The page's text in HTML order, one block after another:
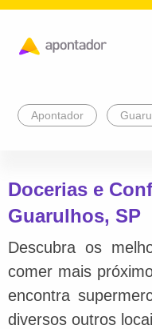
Apontador
Docerias e
Guarulhos, SP
Descubra os
comer mais
encontra
diversos outros